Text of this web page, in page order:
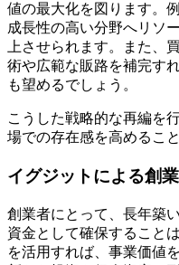
値の最大化を図ります。
成長性の高い分野へリソ
上させられます。また、
術や広範な販路を補完す
も望めるでしょう。
こうした戦略的な再編を
場での存在感を高めるこ
イグジットによる創
創業者にとって、長年築
資金として確保すること
を活用すれば、事業価値